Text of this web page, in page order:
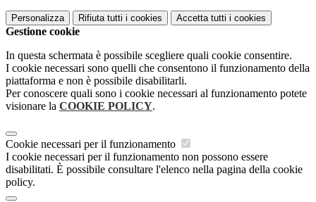
Personalizza Rifiuta tutti i cookies Accetta tutti i cookies
Gestione cookie
In questa schermata è possibile scegliere quali cookie consentire.
I cookie necessari sono quelli che consentono il funzionamento della
piattaforma e non è possibile disabilitarli.
Per conoscere quali sono i cookie necessari al funzionamento potete
visionare la COOKIE POLICY.
Cookie necessari per il funzionamento
I cookie necessari per il funzionamento non possono essere
disabilitati. È possibile consultare l'elenco nella pagina della cookie
policy.